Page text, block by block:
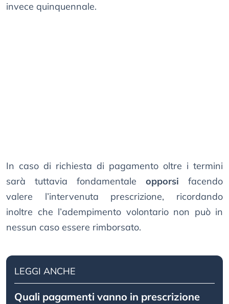
invece quinquennale.
In caso di richiesta di pagamento oltre i termini
sarà tuttavia fondamentale opporsi facendo
valere l’intervenuta prescrizione, ricordando
inoltre che l’adempimento volontario non può in
nessun caso essere rimborsato.
LEGGI ANCHE
Quali pagamenti vanno in prescrizione